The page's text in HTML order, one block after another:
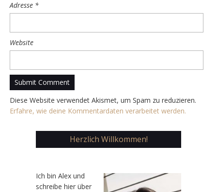
Adresse *
Website
Diese Website verwendet Akismet, um Spam zu reduzieren.
Erfahre, wie deine Kommentardaten verarbeitet werden.
Herzlich Willkommen!
Ich bin Alex und
schreibe hier über